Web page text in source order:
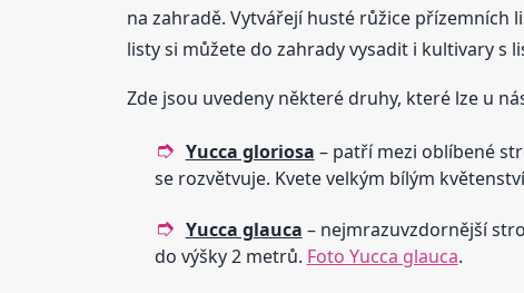
na zahradě. Vytvářejí husté růžice přízemních
listy si můžete do zahrady vysadit i kultivary s
Zde jsou uvedeny některé druhy, které lze u
Yucca gloriosa – patří mezi oblíbené
se rozvětvuje. Kvete velkým bílým
Yucca glauca – nejmrazuvzdornější
do výšky 2 metrů. Foto Yucca glauca.